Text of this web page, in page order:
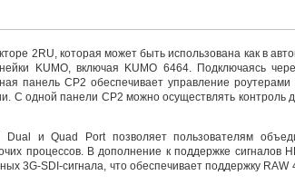
2RU которая может быть использована как в
KUMO,
включая KUMO 6464. Подключаясь
панель СР2 обеспечивает управление
С одной панели CP2 можно осуществлять контроль
и Quad Port позволяет пользователям
процессов. В дополнение к поддержке сигналов
3G-SDI-сигнала что обеспечивает поддержку RAW